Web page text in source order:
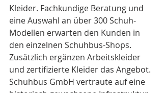
Kleider. Fachkundige Beratung und
eine Auswahl an über 300 Schuh-
Modellen erwarten den Kunden in
den einzelnen Schuhbus-Shops.
Zusätzlich ergänzen Arbeitskleider
und zertifizierte Kleider das Angebot.
Schuhbus GmbH vertraute auf eine